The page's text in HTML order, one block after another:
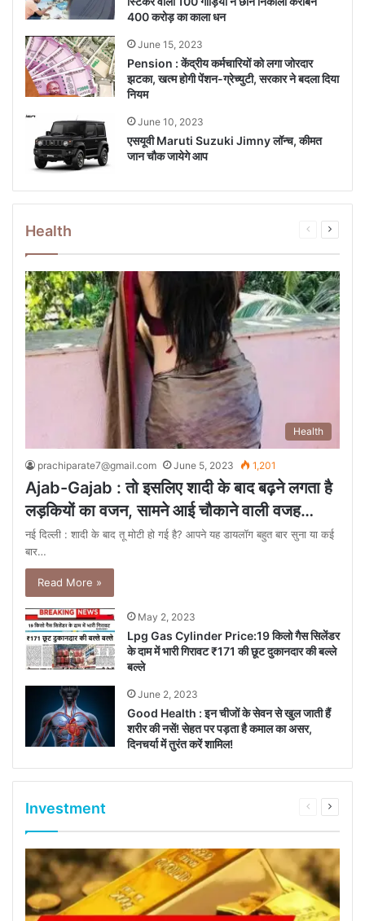
400 करोड़ का काला धन
June 15, 2023
Pension : केंद्रीय कर्मचार‍ियों को लगा जोरदार
झटका, खत्म होगी पेंशन-ग्रेच्‍युटी, सरकार ने बदला दिया
न‍ियम
June 10, 2023
एसयूवी Maruti Suzuki Jimny लॉन्च, कीमत
जान चौक जायेगे आप
Health
Previous
Next
Health
prachiparate7@gmail.com June 5, 2023 1,201
Ajab-Gajab : तो इसलिए शादी के बाद बढ़ने लगता है
लड़कियों का वजन, सामने आई चौकाने वाली वजह…
नई दिल्ली : शादी के बाद तू मोटी हो गई है? आपने यह डायलॉग बहुत बार सुना या कई
बार…
Read More »
May 2, 2023
Lpg Gas Cylinder Price:19 किलो गैस सिलेंडर
के दाम में भारी गिरावट ₹171 की छूट दुकानदार की बल्ले
बल्ले
June 2, 2023
Good Health : इन चीजों के सेवन से खुल जाती हैं
शरीर की नसें! सेहत पर पड़ता है कमाल का असर,
दिनचर्या में तुरंत करें शामिल!
Investment
Previous
Next